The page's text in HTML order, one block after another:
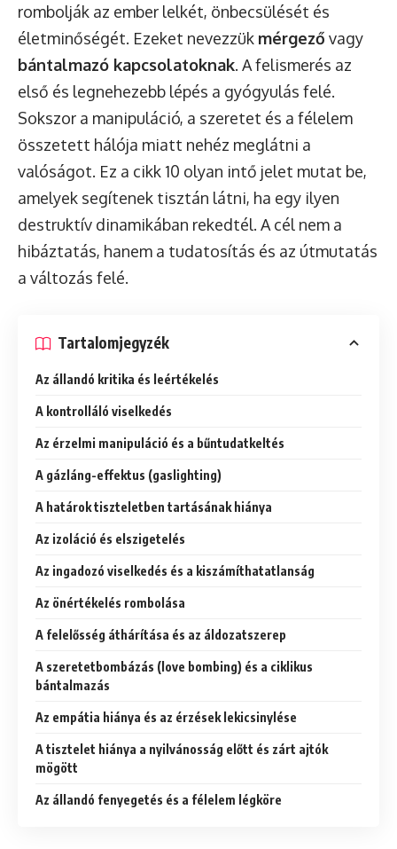
rombolják az ember lelkét, önbecsülését és
életminőségét. Ezeket nevezzük mérgező vagy
bántalmazó kapcsolatoknak. A felismerés az
első és legnehezebb lépés a gyógyulás felé.
Sokszor a manipuláció, a szeretet és a félelem
összetett hálója miatt nehéz meglátni a
valóságot. Ez a cikk 10 olyan intő jelet mutat be,
amelyek segítenek tisztán látni, ha egy ilyen
destruktív dinamikában rekedtél. A cél nem a
hibáztatás, hanem a tudatosítás és az útmutatás
a változás felé.
Tartalomjegyzék
Az állandó kritika és leértékelés
A kontrolláló viselkedés
Az érzelmi manipuláció és a bűntudatkeltés
A gázláng-effektus (gaslighting)
A határok tiszteletben tartásának hiánya
Az izoláció és elszigetelés
Az ingadozó viselkedés és a kiszámíthatatlanság
Az önértékelés rombolása
A felelősség áthárítása és az áldozatszerep
A szeretetbombázás (love bombing) és a ciklikus
bántalmazás
Az empátia hiánya és az érzések lekicsinylése
A tisztelet hiánya a nyilvánosság előtt és zárt ajtók
mögött
Az állandó fenyegetés és a félelem légköre